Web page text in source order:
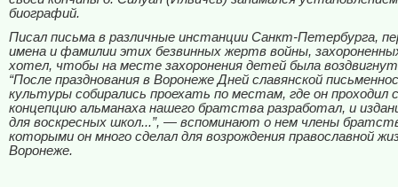
биографий.
Писал письма в различные инстанции Санкт-Петербурга,
имена и фамилии этих безвинных жертв войны,
хотел, чтобы на месте захоронения детей была
“После празднования в Воронеже Дней славянской
культуры собирались проехать по местам, где он проходил
концепцию альманаха нашего братства разработал, и
для воскресных школ...”, — вспоминают о нем члены
которыми он много сделал для возрождения православной
Воронеже.